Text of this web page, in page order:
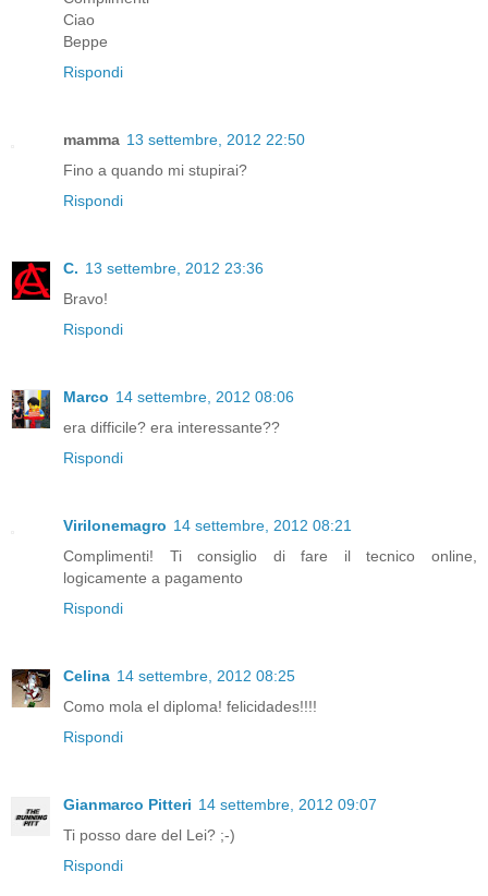
Ciao
Beppe
Rispondi
mamma 13 settembre, 2012 22:50
Fino a quando mi stupirai?
Rispondi
C. 13 settembre, 2012 23:36
Bravo!
Rispondi
Marco 14 settembre, 2012 08:06
era difficile? era interessante??
Rispondi
Virilonemagro 14 settembre, 2012 08:21
Complimenti! Ti consiglio di fare il tecnico online,
logicamente a pagamento
Rispondi
Celina 14 settembre, 2012 08:25
Como mola el diploma! felicidades!!!!
Rispondi
Gianmarco Pitteri 14 settembre, 2012 09:07
Ti posso dare del Lei? ;-)
Rispondi